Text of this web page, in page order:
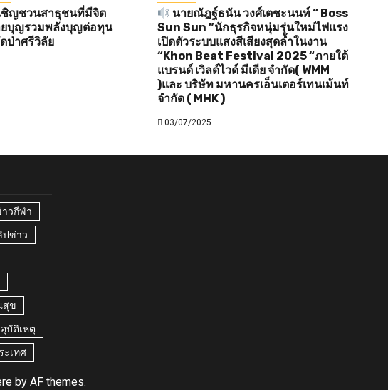
ชิญชวนสาธุชนที่มีจิต
บุญรวมพลังบุญต่อทุน
ป่าศรีวิลัย
นายณัฎฐ์ธนัน วงศ์เตชะนนท์ “ Boss
Sun Sun ”นักธุรกิจหนุ่มรุ่นใหม่ไฟแรง
เปิดตัวระบบแสงสีเสียงสุดล้ำในงาน
“Khon Beat Festival 2025 “ภายใต้
แบรนด์ เวิลด์ไวด์ มีเดีย จำกัด( WMM
)และ บริษัท มหานครเอ็นเตอร์เทนเม้นท์
จำกัด ( MHK )
03/07/2025
วกีฬา
ปข่าว
สุข
อุบัติเหตุ
ะเทศ
by AF themes.